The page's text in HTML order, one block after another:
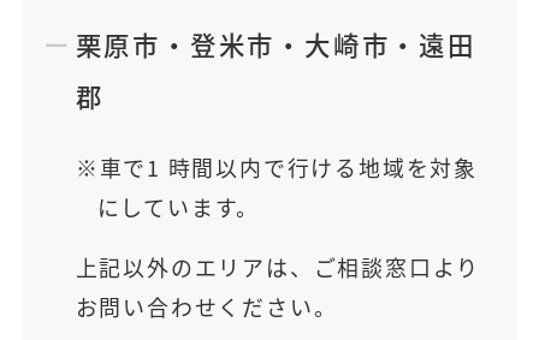
栗原市 ・ 登米市 ・ 大崎市 ・ 遠田
郡
車で1 時間以内で行ける地域を対象
にしています。
上記以外のエリアは、ご相談窓口より
お問い合わせください。